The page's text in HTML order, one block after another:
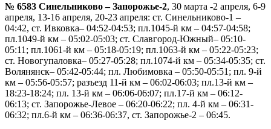
№ 6583 Синельниково – Запорожье-2, 30 марта -2 апреля, 6-9
апреля, 13-16 апреля, 20-23 апреля: ст. Синельниково-1 –
04:42, ст. Ивковка– 04:52-04:53; пл.1045-й км – 04:57-04:58;
пл.1049-й км – 05:02-05:03; ст. Славгород-Южный– 05:10-
05:11; пл.1061-й км – 05:18-05:19; пл.1063-й км – 05:22-05:23;
ст. Новогупаловка– 05:27-05:28; пл.1074-й км – 05:34-05:35; ст.
Волянянск– 05:42-05:44; пл. Любимовка – 05:50-05:51; пл. 9-й
км – 05:56-05:57; разъезд 11-й км – 06:02-06:03; пл.13-й км –
18:23-18:24; пл. 13-й км – 06:06-06:07; пл.17-й км – 06:12-
06:13; ст. Запорожье-Левое – 06:20-06:22; пл. 4-й км – 06:31-
06:32; пл.6-й км – 06:36-06:37, ст. Запорожье-2 – 06:45.